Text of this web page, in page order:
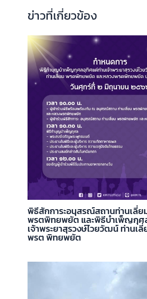
ข่าวที่เกี่ยวข้อง
พิธีสักการะอนุสรณ์สถานท่านเลี่ย
พรตพิทยพยัต และพิธีบำเพ็ญกุศ
เจ้าพระยาสุรวงษ์ไวยวัฒน์ ท่านเ
พรต พิทยพยัต